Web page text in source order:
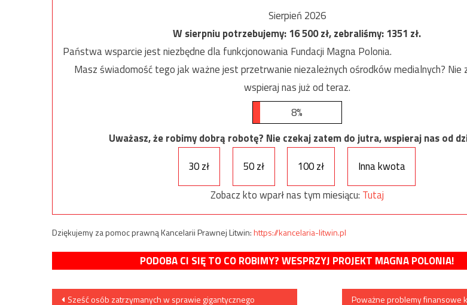
Sierpień 2026
W sierpniu potrzebujemy:16 500zł, zebraliśmy:1351 zł.
Państwa wsparcie jest niezbędne dla funkcjonowania Fundacji Magna Polonia.
Masz świadomość tego jak ważne jest przetrwanie niezależnych ośrodków medialnych? Nie
wspieraj nas już od teraz.
8%
Uważasz, że robimy dobrą robotę? Nie czekaj zatem do jutra, wspieraj nas od
30 zł
50 zł 100 zł
Inna kwota
Zobacz kto wparł nas tym miesiącu: Tutaj
Dziękujemy za pomoc prawną Kancelarii Prawnej Litwin:https://kancelaria-litwin.pl
PODOBA CI SIĘ TO CO ROBIMY? WESPRZYJ PROJEKT MAGNA POLONIA!
Sześć osób zatrzymanych w sprawie gigantycznego Poważne problemy finansowe